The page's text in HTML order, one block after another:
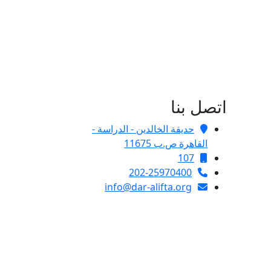
اتصل بنا
حديقة الخالدين - الدراسة -
القاهرة ص.ب 11675
107
202-25970400
info@dar-alifta.org